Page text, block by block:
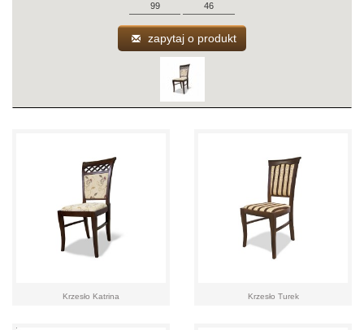
99
46
zapytaj o produkt
Krzesło Katrina Krzesło Turek